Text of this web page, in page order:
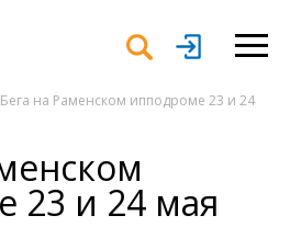
на Раменском ипподроме 23 и 24
23 и 24 мая